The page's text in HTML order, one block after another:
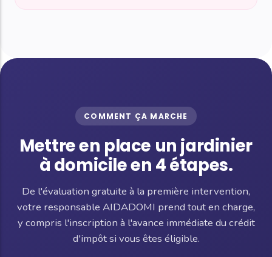
COMMENT ÇA MARCHE
Mettre en place un jardinier
à domicile en 4 étapes.
De l'évaluation gratuite à la première intervention,
votre responsable AIDADOMI prend tout en charge,
y compris l'inscription à l'avance immédiate du crédit
d'impôt si vous êtes éligible.